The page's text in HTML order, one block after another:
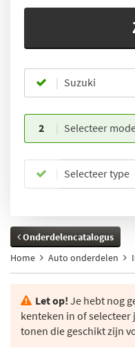
Suzuki
2 Selecteer
Selecteer type
Onderdelencatalogus
Home
Auto onderdelen
Let op! Je hebt nog
kenteken in of
tonen die geschikt zijn